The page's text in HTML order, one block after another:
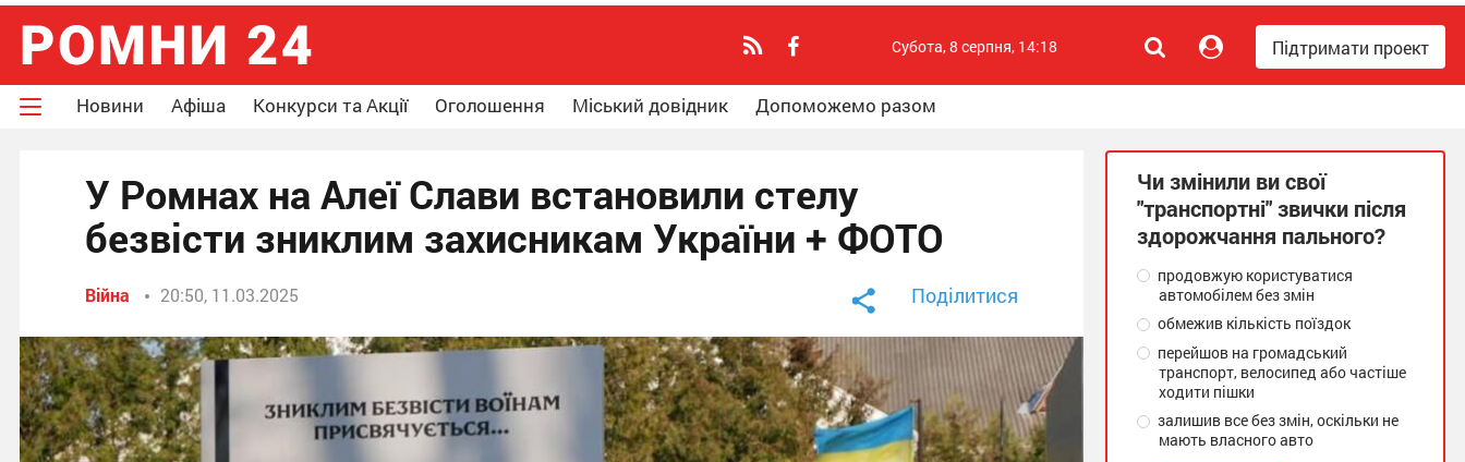
Підтримати проект
Субота, 8 серпня, 14:18
Новини Афіша Конкурси та Акції Оголошення Міський довідник Допоможемо разом
У Ромнах на Алеї Слави встановили стелу
безвісти зниклим захисникам України + ФОТО
Війна 20:50, 11.03.2025 Поділитися
Чи змінили ви свої
"транспортні" звички після
здорожчання пального?
продовжую користуватися
автомобілем без змін
обмежив кількість поїздок
перейшов на громадський
транспорт, велосипед або частіше
ходити пішки
залишив все без змін, оскільки не
мають власного авто